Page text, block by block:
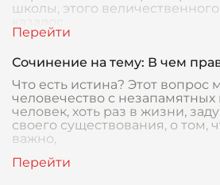
школы, этого
Сочинение на тему: В чем
Что есть истина? Этот вопрос
человечество с
человек, хоть раз в жизни,
своего существования, о том,
важно,